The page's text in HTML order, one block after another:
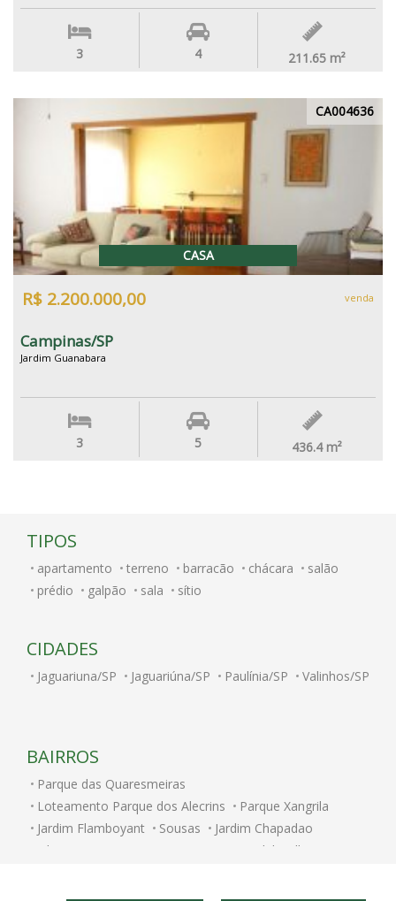
3 4 211.65 m²
CA004636
CASA
R$ 2.200.000,00 venda
Campinas/SP
Jardim Guanabara
3 5 436.4 m²
TIPOS
apartamento terreno barracão chácara
salão
prédio
galpão sala sítio
CIDADES
Jaguariuna/SP Jaguariúna/SP Paulínia/SP Valinhos/SP
BAIRROS
Parque das Quaresmeiras
Loteamento Parque dos Alecrins
Parque Xangrila
Jardim Flamboyant
Sousas
Jardim Chapadao
Vila Nova
Alphaville Campinas